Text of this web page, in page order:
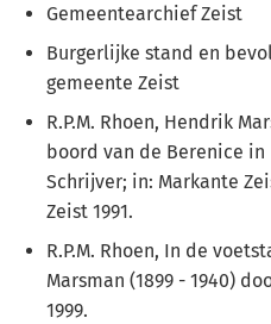
Gemeentearchief Zeist
Burgerlijke stand en
gemeente Zeist
R.P.M. Rhoen, Hendrik
boord van de Berenice in
Schrijver; in: Markante
Zeist 1991.
R.P.M. Rhoen, In de
Marsman (1899 - 1940)
1999.